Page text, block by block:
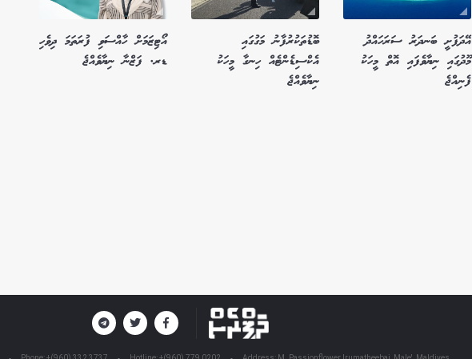
އޭދަފުށީ ބަނދަރު ސަރަހައްދު
މޫދުގައި ނިޔާވެފައި އޮތް މީހަކު
ފެނިއްޖެ
ބޮޑުތަކުރުފާނު މަގުގައި
އެކްސިޑެންޓެއް ހިނގާ މީހަކު
ނިޔާވެއްޖެ
އޯޓިޒަމަށް ހާއްސަވި ފުރަތަމަ ދިވެހި
ޑރ. ފަޒްނާ ނިޔާވެއްޖެ